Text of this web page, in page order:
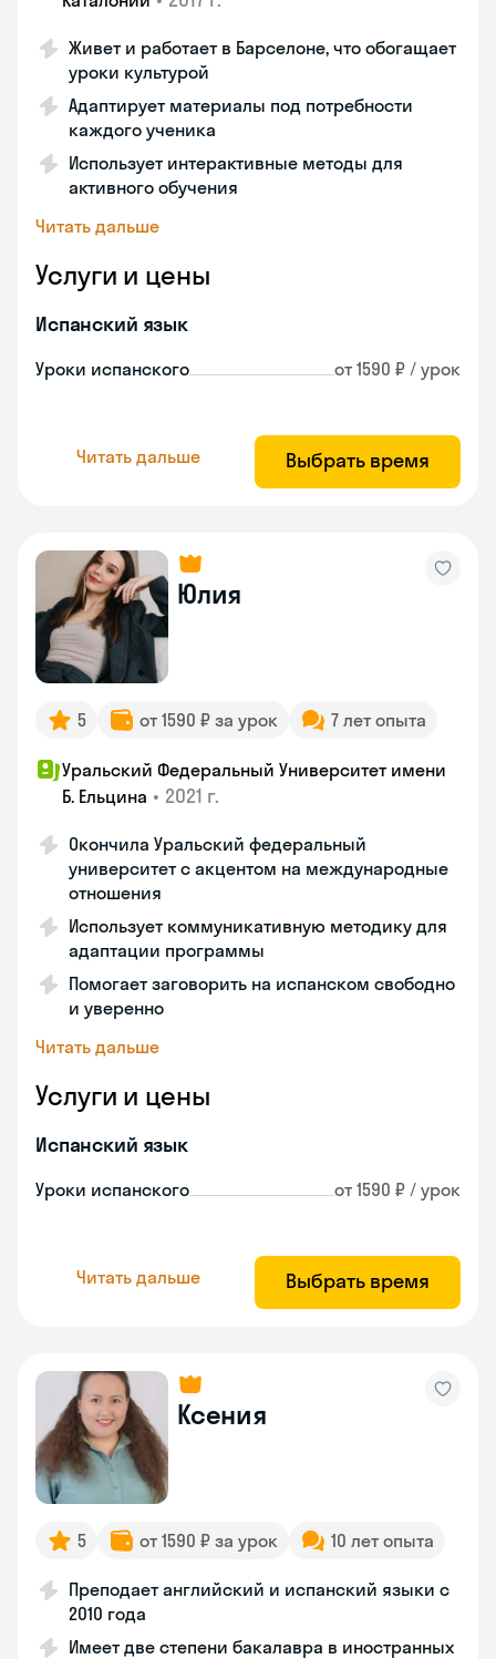
Живет и работает в Барселоне, что обогащает
уроки культурой
Адаптирует материалы под потребности
каждого ученика
Использует интерактивные методы для
активного обучения
Читать дальше
Услуги и цены
Испанский язык
Уроки испанского от 1590 ₽ / урок
Читать дальше Выбрать время
Юлия
5 от 1590 ₽ за урок 7 лет опыта
Уральский Федеральный Университет имени
Б. Ельцина • 2021 г.
Окончила Уральский федеральный
университет с акцентом на международные
отношения
Использует коммуникативную методику для
адаптации программы
Помогает заговорить на испанском свободно
и уверенно
Читать дальше
Услуги и цены
Испанский язык
Уроки испанского от 1590 ₽ / урок
Читать дальше Выбрать время
Ксения
5 от 1590 ₽ за урок 10 лет опыта
Преподает английский и испанский языки с
2010 года
Имеет две степени бакалавра в иностранных